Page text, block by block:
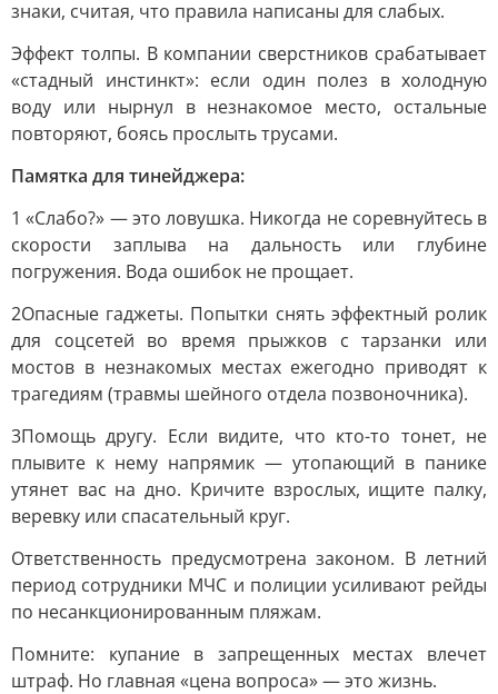
знаки, считая, что правила написаны для слабых.
Эффект толпы. В компании сверстников срабатывает
«стадный инстинкт»: если один полез в холодную
воду или нырнул в незнакомое место, остальные
повторяют, боясь прослыть трусами.
Памятка для тинейджера:
1 «Слабо?» — это ловушка. Никогда не соревнуйтесь в
скорости заплыва на дальность или глубине
погружения. Вода ошибок не прощает.
2Опасные гаджеты. Попытки снять эффектный ролик
для соцсетей во время прыжков с тарзанки или
мостов в незнакомых местах ежегодно приводят к
трагедиям (травмы шейного отдела позвоночника).
3Помощь другу. Если видите, что кто-то тонет, не
плывите к нему напрямик — утопающий в панике
утянет вас на дно. Кричите взрослых, ищите палку,
веревку или спасательный круг.
Ответственность предусмотрена законом. В летний
период сотрудники МЧС и полиции усиливают рейды
по несанкционированным пляжам.
Помните: купание в запрещенных местах влечет
штраф. Но главная «цена вопроса» — это жизнь.